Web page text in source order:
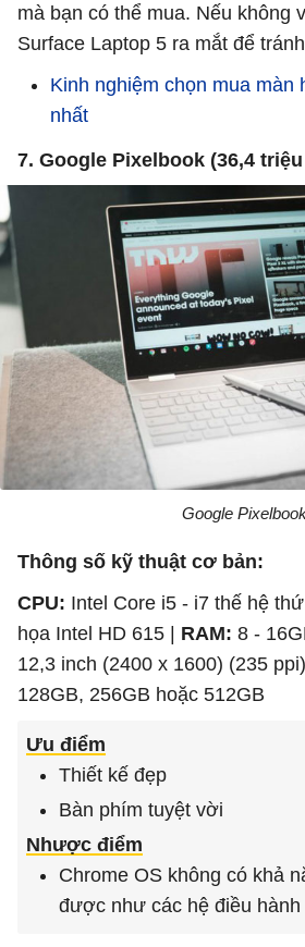
mà bạn có thể mua. Nếu không
Surface Laptop 5 ra mắt để
Kinh nghiệm chọn mua màn
nhất
7. Google Pixelbook (36,4 triệu
Google
Thông số kỹ thuật cơ bản:
CPU: Intel Core i5 - i7 thế hệ
họa Intel HD 615 | RAM: 8 -
12,3 inch (2400 x 1600) (235
128GB, 256GB hoặc 512GB
Ưu điểm
Thiết kế đẹp
Bàn phím tuyệt vời
Nhược điểm
Chrome OS không có khả
được như các hệ điều hành